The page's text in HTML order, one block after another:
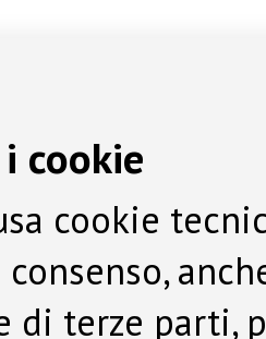
cookie
cookie
di terze parti,